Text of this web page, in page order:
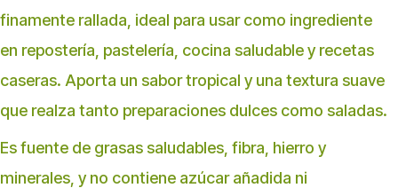
finamente rallada, ideal para usar como ingrediente
en repostería, pastelería, cocina saludable y recetas
caseras. Aporta un sabor tropical y una textura suave
que realza tanto preparaciones dulces como saladas.
Es fuente de grasas saludables, fibra, hierro y
minerales, y no contiene azúcar añadida ni